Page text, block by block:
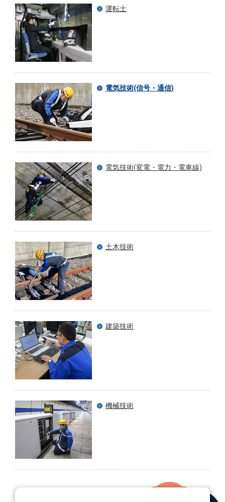
運転士
電気技術(信号・通信)
電気技術(変電・電力・電車線)
土木技術
建築技術
機械技術